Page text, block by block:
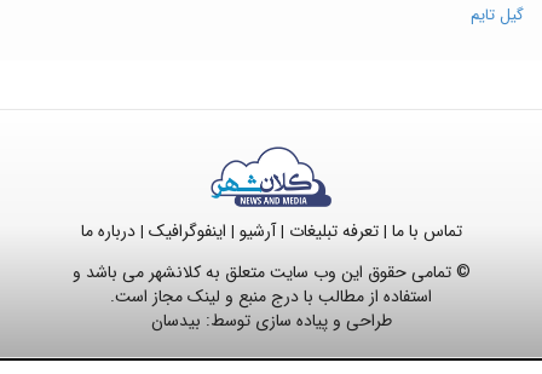
گیل تایم
تماس با ما |تعرفه تبلیغات |آرشیو | اینفوگرافیک |درباره ما
© تمامی حقوق این وب سایت متعلق به کلانشهر می باشد و
استفاده از مطالب با درج منبع و لینک مجاز است.
طراحی و پیاده سازی توسط: بیدسان